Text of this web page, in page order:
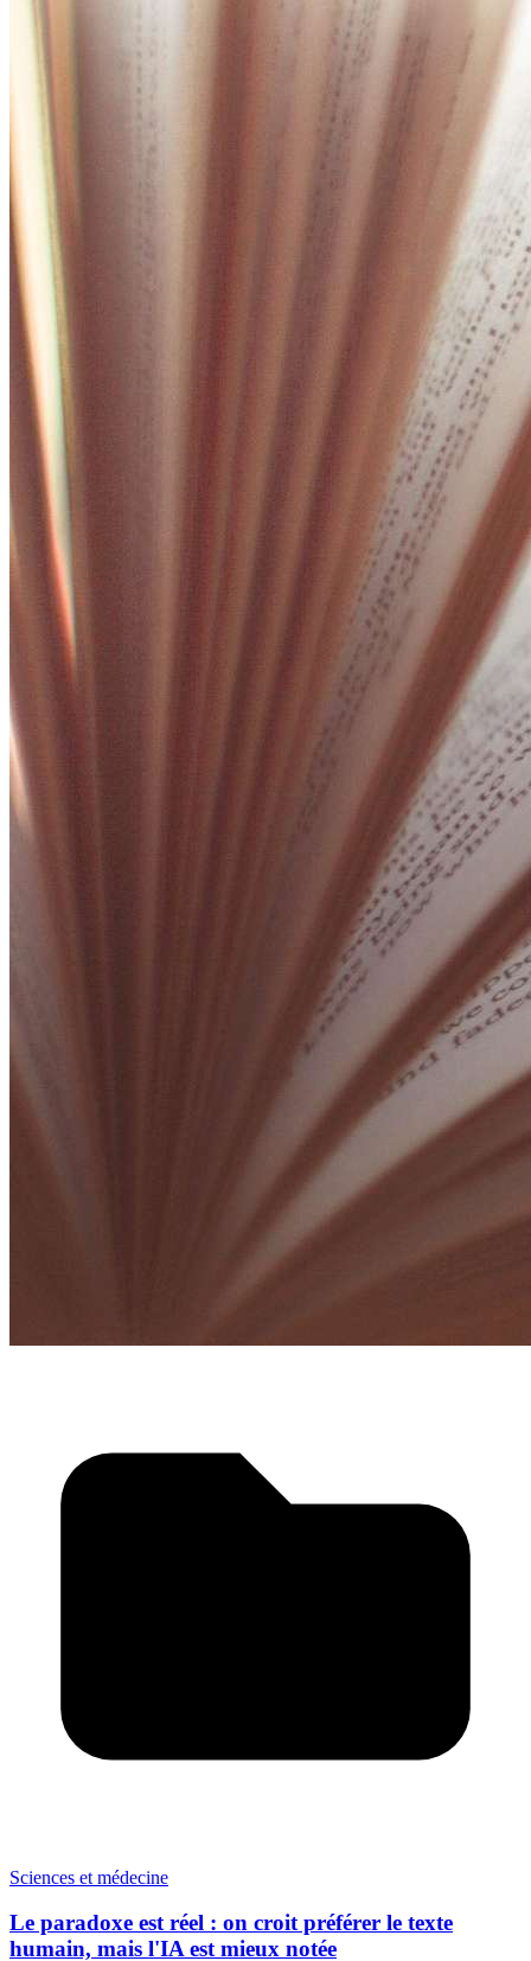
Sciences et médecine
Le paradoxe est réel : on croit préférer le texte
humain, mais l'IA est mieux notée